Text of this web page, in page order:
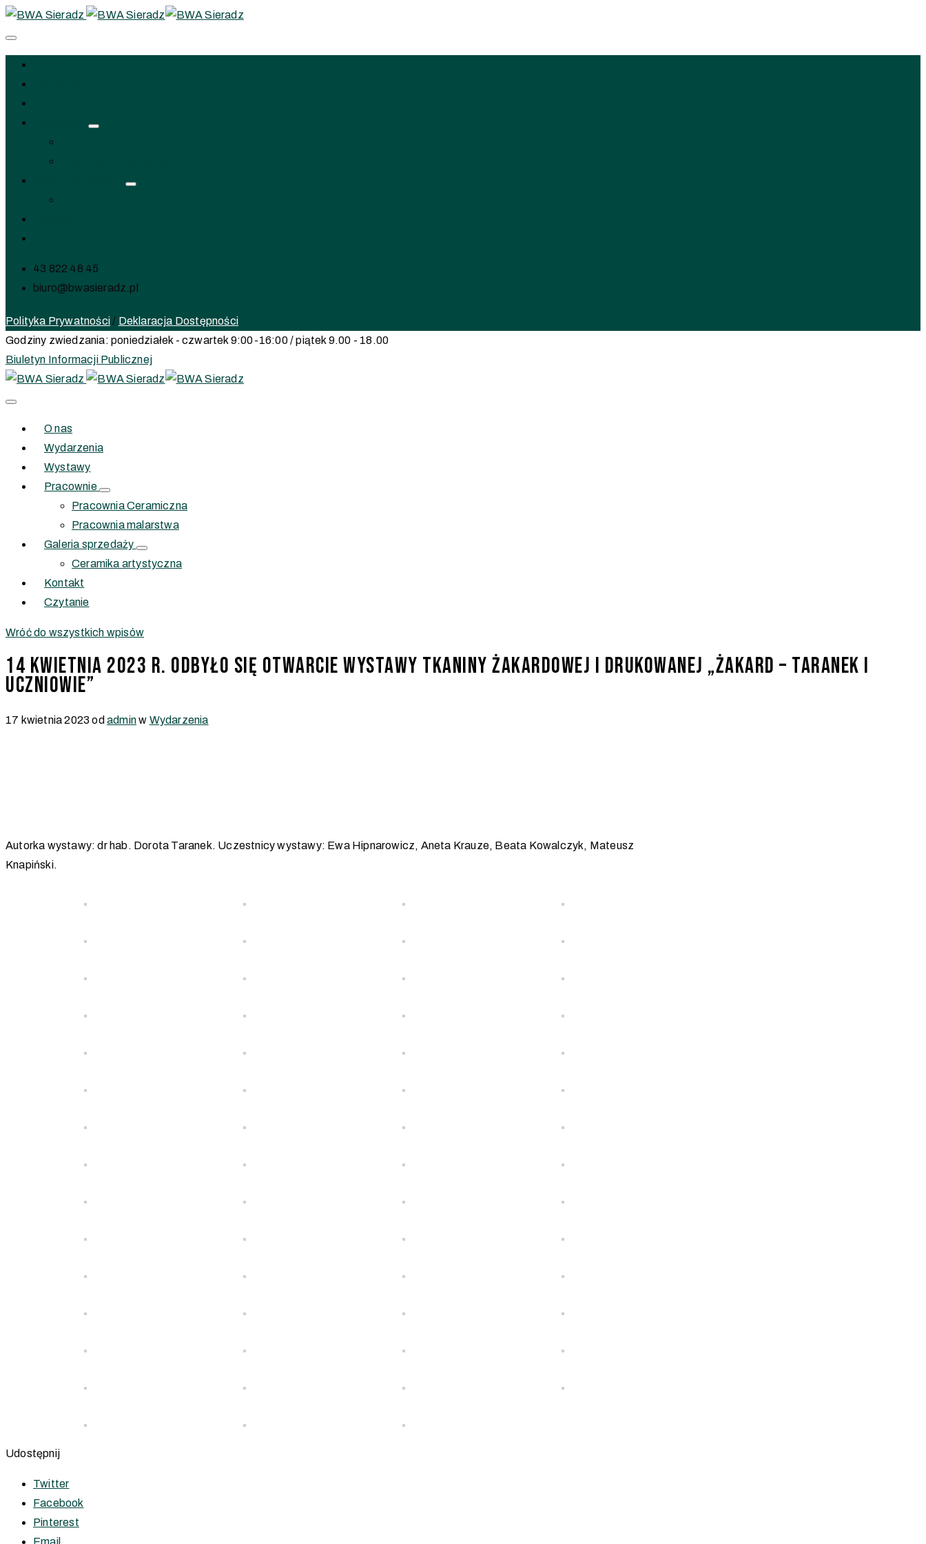
43 822 48 45
biuro@bwasieradz.pl
Polityka Prywatności / Deklaracja Dostępności
Godziny zwiedzania: poniedziałek - czwartek 9:00-16:00 / piątek 9.00 - 18.00
Biuletyn Informacji Publicznej
O nas
Wydarzenia
Wystawy
Pracownie
Pracownia Ceramiczna
Pracownia malarstwa
Galeria sprzedaży
Ceramika artystyczna
Kontakt
Czytanie
Wróć do wszystkich wpisów
14 kwietnia 2023 r. odbyło się otwarcie wystawy tkaniny żakardowej i drukowanej „ŻAKARD – Taranek i
uczniowie”
17 kwietnia 2023 od adminw Wydarzenia
Autorka wystawy: dr hab. Dorota Taranek. Uczestnicy wystawy: Ewa Hipnarowicz, Aneta Krauze, Beata Kowalczyk, Mateusz
Knapiński.
Udostępnij
Twitter
Facebook
Pinterest
Email